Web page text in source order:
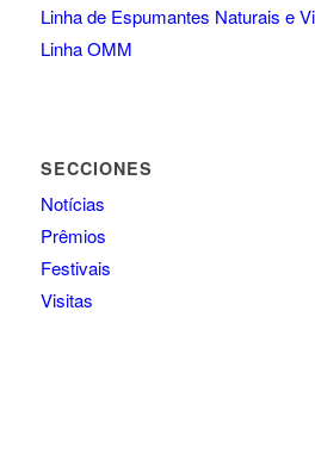
Linha de Espumantes Naturais e
Linha OMM
SECCIONES
Notícias
Prêmios
Festivais
Visitas